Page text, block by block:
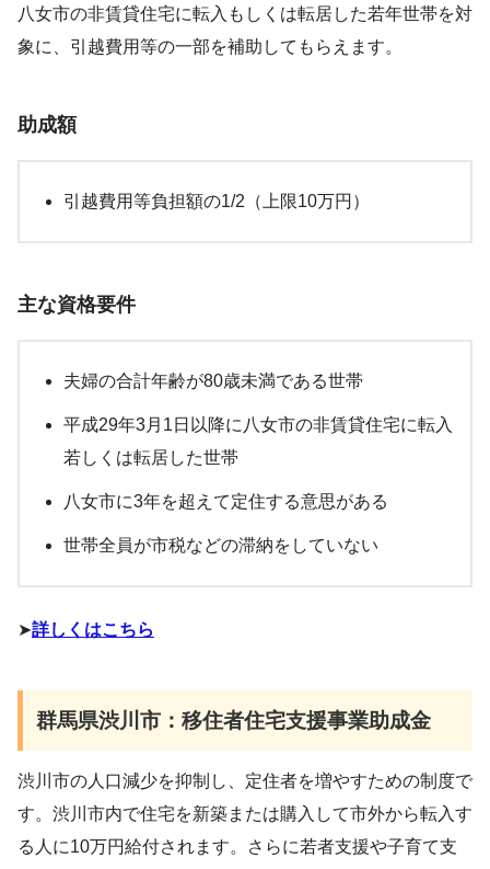
八女市の非賃貸住宅に転入もしくは転居した若年世帯を対
象に、引越費用等の一部を補助してもらえます。
助成額
引越費用等負担額の1/2（上限10万円）
主な資格要件
夫婦の合計年齢が80歳未満である世帯
平成29年3月1日以降に八女市の非賃貸住宅に転入
若しくは転居した世帯
八女市に3年を超えて定住する意思がある
世帯全員が市税などの滞納をしていない
➤詳しくはこちら
群馬県渋川市：移住者住宅支援事業助成金
渋川市の人口減少を抑制し、定住者を増やすための制度で
す。渋川市内で住宅を新築または購入して市外から転入す
る人に10万円給付されます。さらに若者支援や子育て支